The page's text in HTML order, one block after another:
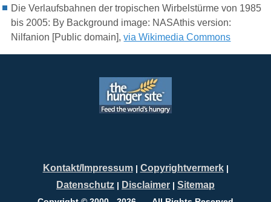
Die Verlaufsbahnen der tropischen Wirbelstürme von 1985
bis 2005: By Background image: NASAthis version:
Nilfanion [Public domain],via Wikimedia Commons
Kontakt/Impressum| Copyrightvermerk|
Datenschutz | Disclaimer | Sitemap